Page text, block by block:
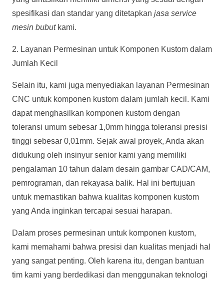
spesifikasi dan standar yang ditetapkan jasa service
mesin bubutkami.
2. Layanan Permesinan untuk Komponen Kustom dalam
Jumlah Kecil
Selain itu, kami juga menyediakan layanan Permesinan
CNC untuk komponen kustom dalam jumlah kecil. Kami
dapat menghasilkan komponen kustom dengan
toleransi umum sebesar 1,0mm hingga toleransi presisi
tinggi sebesar 0,01mm. Sejak awal proyek, Anda akan
didukung oleh insinyur senior kami yang memiliki
pengalaman 10 tahun dalam desain gambar CAD/CAM,
pemrograman, dan rekayasa balik. Hal ini bertujuan
untuk memastikan bahwa kualitas komponen kustom
yang Anda inginkan tercapai sesuai harapan.
Dalam proses permesinan untuk komponen kustom,
kami memahami bahwa presisi dan kualitas menjadi hal
yang sangat penting. Oleh karena itu, dengan bantuan
tim kami yang berdedikasi dan menggunakan teknologi